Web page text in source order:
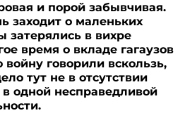
и порой забывчивая.
заходит о маленьких
затерялись в вихре
время о вкладе гагаузов
говорили вскользь,
тут не в отсутствии
в одной несправедливой